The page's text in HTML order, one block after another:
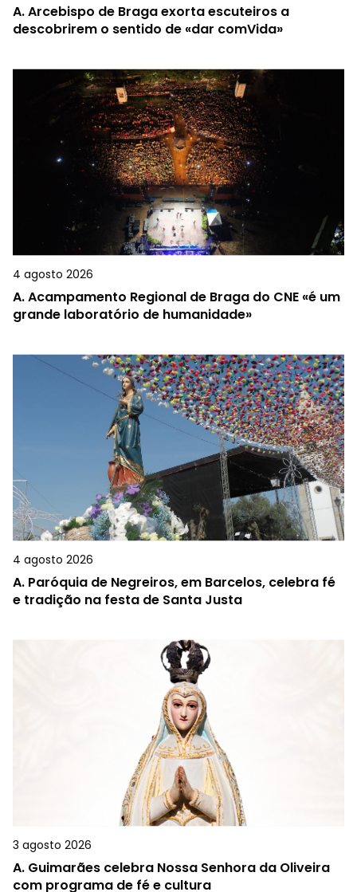
A.Arcebispo de Braga exorta escuteiros a
descobrirem o sentido de «dar comVida»
4 agosto 2026
A.Acampamento Regional de Braga do CNE «é um
grande laboratório de humanidade»
4 agosto 2026
A. Paróquia de Negreiros, em Barcelos, celebra fé
e tradição na festa de Santa Justa
3 agosto 2026
A. Guimarães celebra Nossa Senhora da Oliveira
com programa de fé e cultura